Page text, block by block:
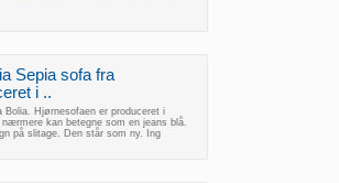
Sepia sofa fra
i ..
Hjørnesofaen er produceret i
kan betegne som en jeans blå.
på slitage. Den står som ny. Ing